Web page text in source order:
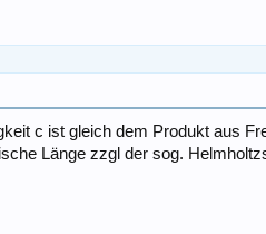
c ist gleich dem Produkt aus
Länge zzgl der sog.